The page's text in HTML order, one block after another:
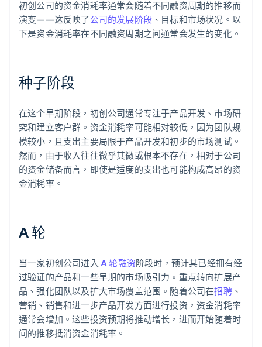
初创公司的资金消耗率通常会随着不同融资周期的推移而
演变——这反映了 公司的发展阶段 、目标和市场状况。以
下是资金消耗率在不同融资周期之间通常会发生的变化。
种子阶段
在这个早期阶段，初创公司通常专注于产品开发、市场研
究和建立客户群。资金消耗率可能相对较低，因为团队规
模较小，且支出主要局限于产品开发和初步的市场测试。
然而，由于收入往往微乎其微或根本不存在，相对于公司
的资金储备而言，即使是适度的支出也可能构成高昂的资
金消耗率。
A 轮
当一家初创公司进入 A 轮融资阶段时，预计其已经拥有经
过验证的产品和一些早期的市场吸引力。重点转向扩展产
品、强化团队以及扩大市场覆盖范围。随着公司在招聘、
营销、销售和进一步产品开发方面进行投资，资金消耗率
通常会增加。这些投资预期将推动增长，进而开始随着时
间的推移抵消资金消耗率。